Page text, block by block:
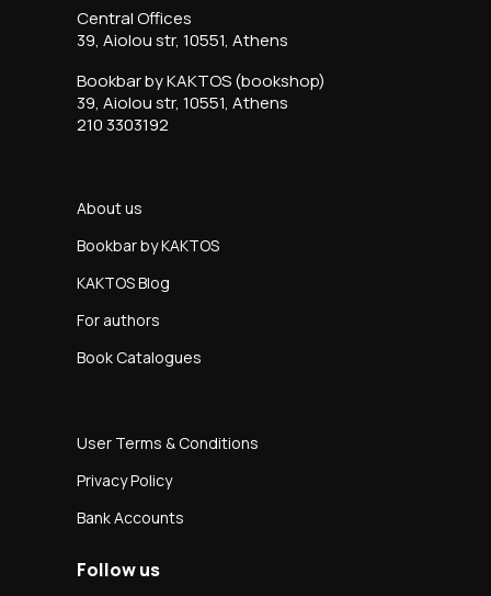
Central Offices
39, Aiolou str, 10551, Athens
Bookbar by KAKTOS (bookshop)
39, Aiolou str, 10551, Athens
210 3303192
About us
Bookbar by KAKTOS
KAKTOS Blog
For authors
Book Catalogues
User Terms & Conditions
Privacy Policy
Bank Accounts
Follow us